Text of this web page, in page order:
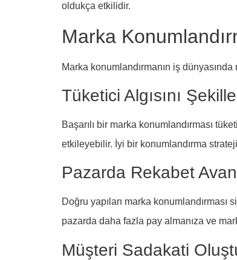
oldukça etkilidir.
Marka
Marka konumlandırmanın iş
Tüketici Algısını
Başarılı bir marka konumlandırması
etkileyebilir. İyi bir konumlandırma
Pazarda Rekabet
Doğru yapılan marka
pazarda daha fazla pay almanıza ve
Müşteri Sadakati